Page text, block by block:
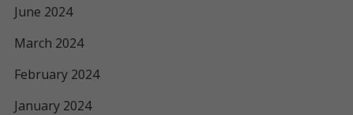
June 2024
March 2024
February 2024
January 2024